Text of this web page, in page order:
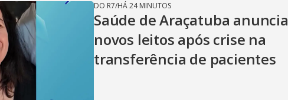
DO R7/HÁ 24 MINUTOS
Saúde de Araçatuba anuncia
novos leitos após crise na
transferência de pacientes